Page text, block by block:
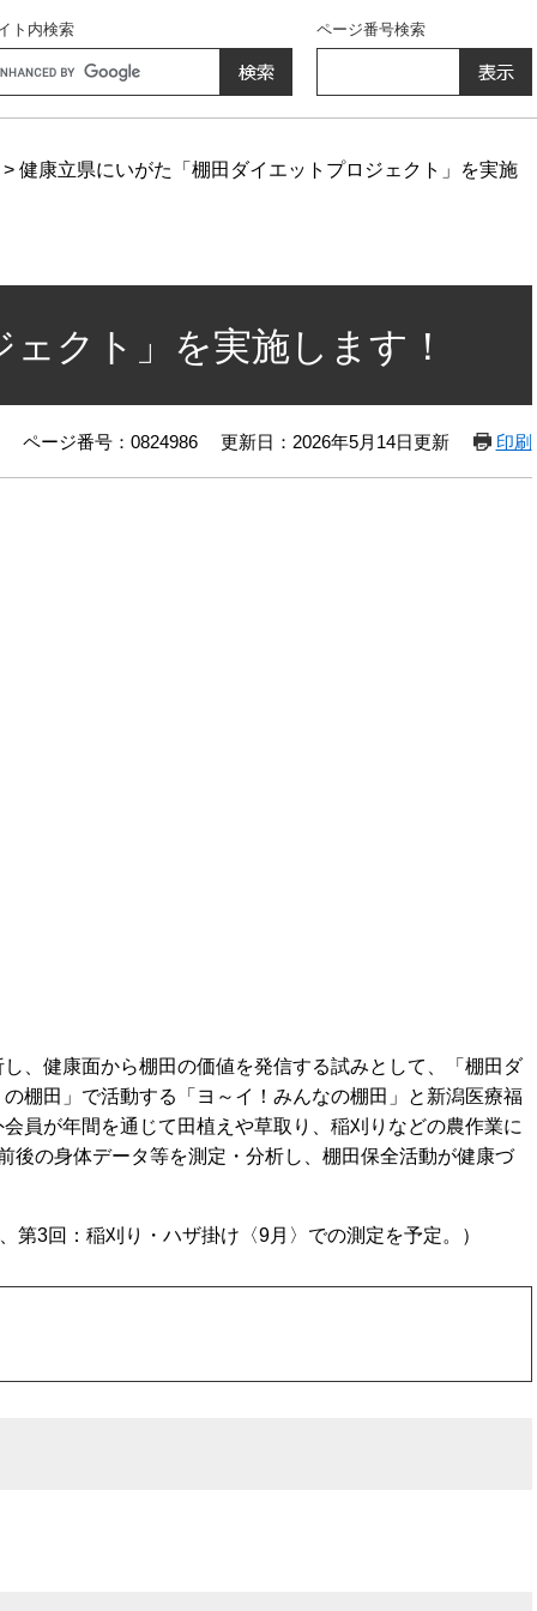
ト内検索
ページ番号検索
> 健康立県にいがた「棚田ダイエットプロジェクト」を実施
クト」を実施します！
ページ番号：0824986 更新日：2026年5月14日更新 印刷
、健康面から棚田の価値を発信する試みとして、「棚田ダ
棚田」で活動する「ヨ～イ！みんなの棚田」と新潟医療福
員が年間を通じて田植えや草取り、稲刈りなどの農作業に
の身体データ等を測定・分析し、棚田保全活動が健康づ
3回：稲刈り・ハザ掛け〈9月〉での測定を予定。）